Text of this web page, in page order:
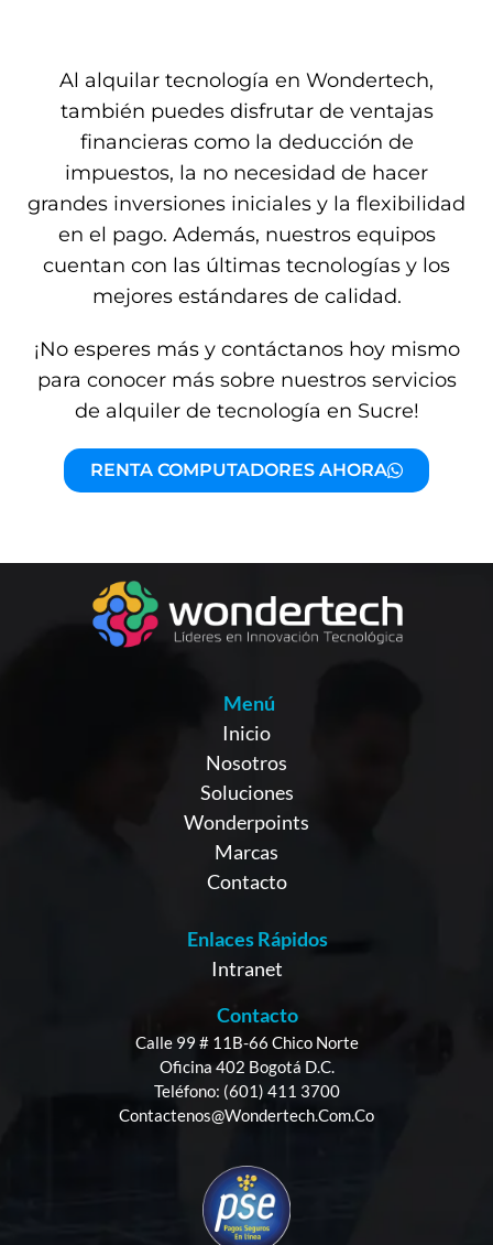
Al alquilar tecnología en Wondertech,
también puedes disfrutar de ventajas
financieras como la deducción de
impuestos, la no necesidad de hacer
grandes inversiones iniciales y la flexibilidad
en el pago. Además, nuestros equipos
cuentan con las últimas tecnologías y los
mejores estándares de calidad.
¡No esperes más y contáctanos hoy mismo
para conocer más sobre nuestros servicios
de alquiler de tecnología en Sucre!
RENTA COMPUTADORES AHORA
Menú
Inicio
Nosotros
Soluciones
Wonderpoints
Marcas
Contacto
Enlaces Rápidos
Intranet
Contacto
Calle 99 # 11B-66 Chico Norte
Oficina 402 Bogotá D.C.
Teléfono: (601) 411 3700
Contactenos@wondertech.com.co